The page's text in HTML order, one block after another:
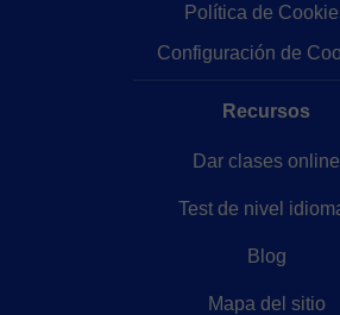
Política de
Configuración de
Recursos
Dar clases online
Test de nivel
Blog
Mapa del sitio